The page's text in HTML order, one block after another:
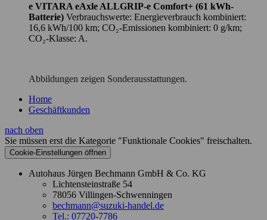
e VITARA eAxle ALLGRIP-e Comfort+ (61 kWh-
Batterie) Verbrauchswerte: Energieverbrauch kombiniert:
16,6 kWh/100 km; CO₂-Emissionen kombiniert: 0 g/km;
CO₂-Klasse: A.
Abbildungen zeigen Sonderausstattungen.
Home
Geschäftkunden
nach oben
Sie müssen erst die Kategorie "Funktionale Cookies" freischalten.
Cookie‑Einstellungen öffnen
Autohaus Jürgen Bechmann GmbH & Co. KG
Lichtensteinstraße 54
78056 Villingen-Schwenningen
bechmann@suzuki-handel.de
Tel.: 07720-7786